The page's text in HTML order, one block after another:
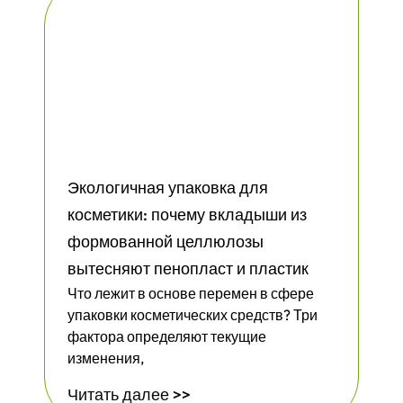
Экологичная упаковка для
косметики: почему вкладыши из
формованной целлюлозы
вытесняют пенопласт и пластик
Что лежит в основе перемен в сфере
упаковки косметических средств? Три
фактора определяют текущие
изменения,
Читать далее >>